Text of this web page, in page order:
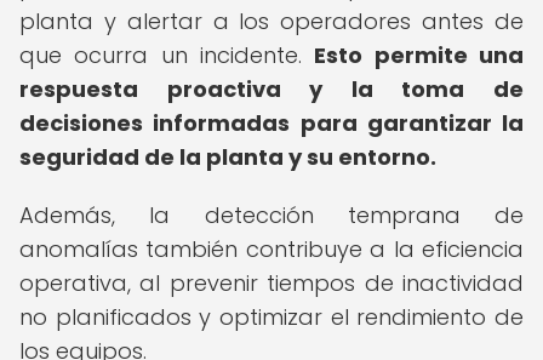
planta y alertar a los operadores antes de
que ocurra un incidente. Esto permite una
respuesta proactiva y la toma de
decisiones informadas para garantizar la
seguridad de la planta y su entorno.
Además, la detección temprana de
anomalías también contribuye a la eficiencia
operativa, al prevenir tiempos de inactividad
no planificados y optimizar el rendimiento de
los equipos.